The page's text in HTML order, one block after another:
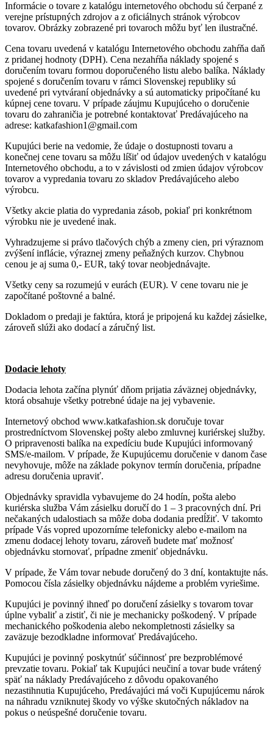
Informácie o tovare z katalógu internetového obchodu sú čerpané z
verejne prístupných zdrojov a z oficiálnych stránok výrobcov
tovarov. Obrázky zobrazené pri tovaroch môžu byť len ilustračné.
Cena tovaru uvedená v katalógu Internetového obchodu zahŕňa daň
z pridanej hodnoty (DPH). Cena nezahŕňa náklady spojené s
doručením tovaru formou doporučeného listu alebo balíka. Náklady
spojené s doručením tovaru v rámci Slovenskej republiky sú
uvedené pri vytváraní objednávky a sú automaticky pripočítané ku
kúpnej cene tovaru. V prípade záujmu Kupujúceho o doručenie
tovaru do zahraničia je potrebné kontaktovať Predávajúceho na
adrese: katkafashion1@gmail.com
Kupujúci berie na vedomie, že údaje o dostupnosti tovaru a
konečnej cene tovaru sa môžu líšiť od údajov uvedených v katalógu
Internetového obchodu, a to v závislosti od zmien údajov výrobcov
tovarov a vypredania tovaru zo skladov Predávajúceho alebo
výrobcu.
Všetky akcie platia do vypredania zásob, pokiaľ pri konkrétnom
výrobku nie je uvedené inak.
Vyhradzujeme si právo tlačových chýb a zmeny cien, pri výraznom
zvýšení inflácie, výraznej zmeny peňažných kurzov. Chybnou
cenou je aj suma 0,- EUR, taký tovar neobjednávajte.
Všetky ceny sa rozumejú v eurách (EUR). V cene tovaru nie je
započítané poštovné a balné.
Dokladom o predaji je faktúra, ktorá je pripojená ku každej zásielke,
zároveň slúži ako dodací a záručný list.
Dodacie lehoty
Dodacia lehota začína plynúť dňom prijatia záväznej objednávky,
ktorá obsahuje všetky potrebné údaje na jej vybavenie.
Internetový obchod www.katkafashion.sk doručuje tovar
prostredníctvom Slovenskej pošty alebo zmluvnej kuriérskej služby.
O pripravenosti balíka na expedíciu bude Kupujúci informovaný
SMS/e-mailom. V prípade, že Kupujúcemu doručenie v danom čase
nevyhovuje, môže na základe pokynov termín doručenia, prípadne
adresu doručenia upraviť.
Objednávky spravidla vybavujeme do 24 hodín, pošta alebo
kuriérska služba Vám zásielku doručí do 1 – 3 pracovných dní. Pri
nečakaných udalostiach sa môže doba dodania predĺžiť. V takomto
prípade Vás vopred upozorníme telefonicky alebo e-mailom na
zmenu dodacej lehoty tovaru, zároveň budete mať možnosť
objednávku stornovať, prípadne zmeniť objednávku.
V prípade, že Vám tovar nebude doručený do 3 dní, kontaktujte nás.
Pomocou čísla zásielky objednávku nájdeme a problém vyriešime.
Kupujúci je povinný ihneď po doručení zásielky s tovarom tovar
úplne vybaliť a zistiť, či nie je mechanicky poškodený. V prípade
mechanického poškodenia alebo nekompletnosti zásielky sa
zaväzuje bezodkladne informovať Predávajúceho.
Kupujúci je povinný poskytnúť súčinnosť pre bezproblémové
prevzatie tovaru. Pokiaľ tak Kupujúci neučiní a tovar bude vrátený
späť na náklady Predávajúceho z dôvodu opakovaného
nezastihnutia Kupujúceho, Predávajúci má voči Kupujúcemu nárok
na náhradu vzniknutej škody vo výške skutočných nákladov na
pokus o neúspešné doručenie tovaru.